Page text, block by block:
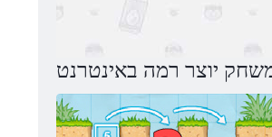
יוצר רמה באינטרנט